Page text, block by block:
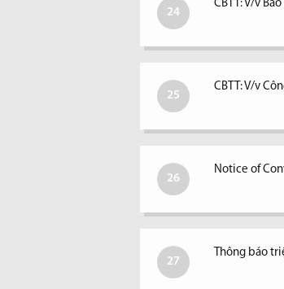
24
CBTT: V/v
25
CBTT: V/v
26
Notice of
27
Thông báo